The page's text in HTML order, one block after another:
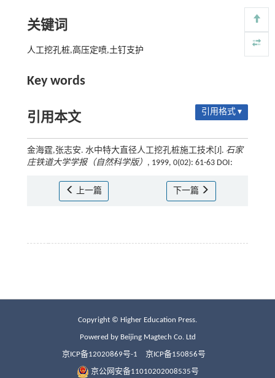
关键词
人工挖孔桩,高压定喷,土钉支护
Key words
引用本文 引用格式 ▾
金海霆,张志安. 水中特大直径人工挖孔桩施工技术[J]. 石家
庄铁道大学学报（自然科学版） , 1999, 0(02): 61-63 DOI:
上一篇 下一篇
Copyright © Higher Education Press.
Powered by Beijing Magtech Co. Ltd
京ICP备12020869号-1 京ICP备150856号
京公网安备11010202008535号